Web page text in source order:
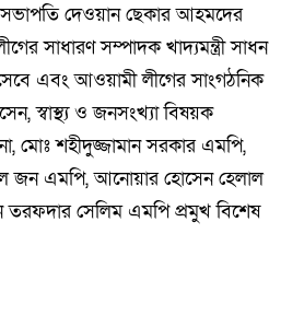
দেওয়ান ছেকার আহমদের
সাধারণ সম্পাদক খাদ্যমন্ত্রী সাধন
এবং আওয়ামী লীগের সাংগঠনিক
স্বাস্থ্য ও জনসংখ্যা বিষয়ক
মোঃ শহীদুজ্জামান সরকার এমপি,
জন এমপি, আনোয়ার হোসেন হেলাল
সেলিম এমপি প্রমুখ বিশেষ